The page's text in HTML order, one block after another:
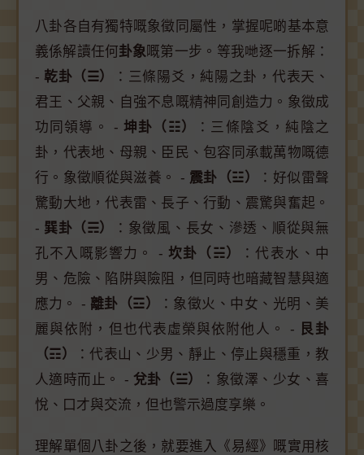
八卦各自有獨特嘅象徵同屬性，掌握呢啲基本意
義係解讀任何卦象嘅第一步。等我哋逐一拆解：
- 乾卦（☰）
：三條陽爻，純陽之卦，代表天、
君王、父親、自強不息嘅精神同創造力。象徵成
功同領導。 - 坤卦（☷）
：三條陰爻，純陰之
卦，代表地、母親、臣民、包容同承載萬物嘅德
行。象徵順從與滋養。 - 震卦（☳）
：好似雷聲
驚動大地，代表雷、長子、行動、震驚與奮起。
- 巽卦（☴）
：象徵風、長女、滲透、順從與無
孔不入嘅影響力。 - 坎卦（☵）
：代表水、中
男、危險、陷阱與險阻，但同時也暗藏智慧與適
應力。 - 離卦（☲）
：象徵火、中女、光明、美
麗與依附，但也代表虛榮與依附他人。 -
艮卦
（☶）
：代表山、少男、靜止、停止與穩重，教
人適時而止。 - 兌卦（☱）
：象徵澤、少女、喜
悅、口才與交流，但也警示過度享樂。
理解單個八卦之後，就要進入《易經》嘅實用核